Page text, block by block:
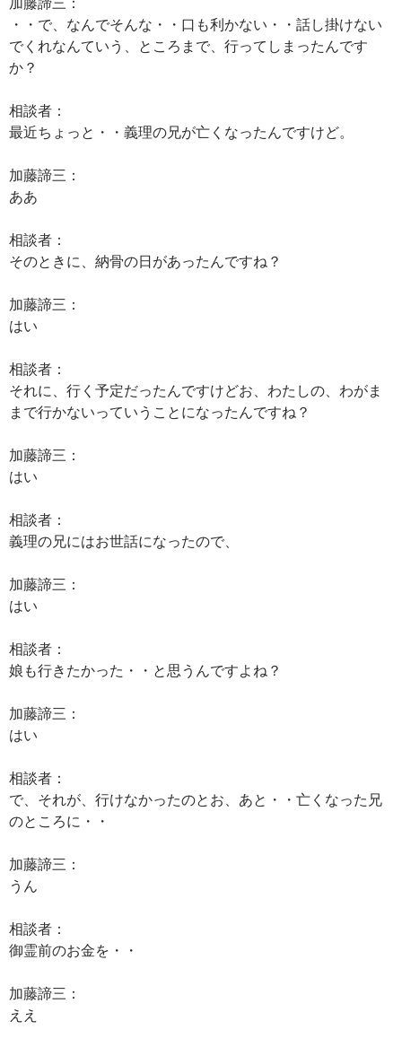
・・で、なんでそんな・・口も利かない・・話し掛けない
でくれなんていう、ところまで、行ってしまったんです
か？
相談者：
最近ちょっと・・義理の兄が亡くなったんですけど。
加藤諦三：
ああ
相談者：
そのときに、納骨の日があったんですね？
加藤諦三：
はい
相談者：
それに、行く予定だったんですけどお、わたしの、わがま
まで行かないっていうことになったんですね？
加藤諦三：
はい
相談者：
義理の兄にはお世話になったので、
加藤諦三：
はい
相談者：
娘も行きたかった・・と思うんですよね？
加藤諦三：
はい
相談者：
で、それが、行けなかったのとお、あと・・亡くなった兄
のところに・・
加藤諦三：
うん
相談者：
御霊前のお金を・・
加藤諦三：
ええ